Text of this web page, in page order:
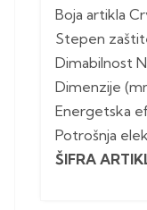
Boja artikla
Stepen
Dimabilnost
Dimenzije
Energetska
Potrošnja
ŠIFRA